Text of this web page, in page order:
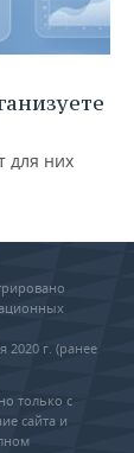
для них
г. (ранее
только с
сайта и